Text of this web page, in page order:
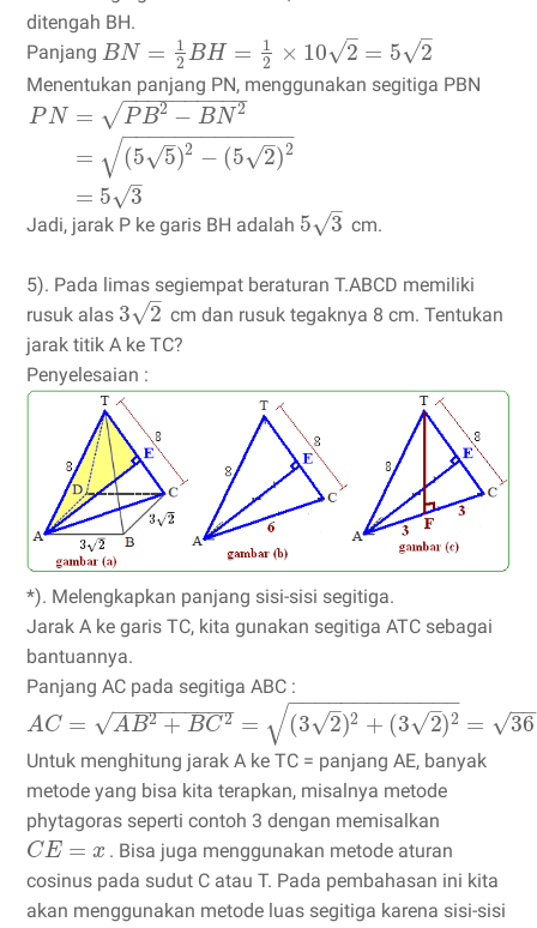
ditengah BH.
Panjang BN =
1
2 BH =
1
2
× 10 2
–
√ = 5 2
–
√
Menentukan panjang PN, menggunakan segitiga PBN
PN = PB2 − BN 2
− −
−−−−−−−−
√
= (5 5
–
√ )2 − (5 2
–
√ )2
− −
−−−−−−−−−−−
√
= 5 3
–
√
Jadi, jarak P ke garis BH adalah 5 3
–
√ cm.
5). Pada limas segiempat beraturan T.ABCD memiliki
rusuk alas 3 2
–
√
cm dan rusuk tegaknya 8 cm. Tentukan
jarak titik A ke TC?
Penyelesaian :
*). Melengkapkan panjang sisi-sisi segitiga.
Jarak A ke garis TC, kita gunakan segitiga ATC sebagai
bantuannya.
Panjang AC pada segitiga ABC :
AC = AB2 + BC2
− −
−−−−−−−−
√ = (3 2
–
√ )2 + (3 2
–
√ )2
− −
−−−−−−−−−−−
√ = 36
−−
√
Untuk menghitung jarak A ke TC = panjang AE, banyak
metode yang bisa kita terapkan, misalnya metode
phytagoras seperti contoh 3 dengan memisalkan
CE = x . Bisa juga menggunakan metode aturan
cosinus pada sudut C atau T. Pada pembahasan ini kita
akan menggunakan metode luas segitiga karena sisi-sisi